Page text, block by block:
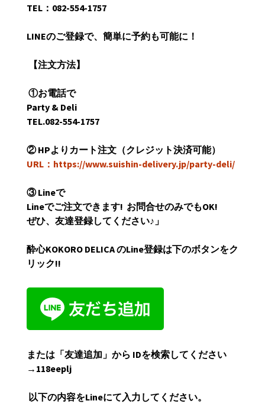
TEL ： 082-554-1757
LINEのご登録で、簡単に予約も可能に！
【注文方法】
①お電話で
Party & Deli
TEL.082-554-1757
②HPよりカート注文（クレジット決済可能）
URL：https://www.suishin-delivery.jp/party-deli/
③Lineで
Lineでご注文できます! お問合せのみでもOK!
ぜひ、友達登録してください♪ 」
酔心KOKORO DELICAのLine登録は下のボタンをク
リック!!
または「友達追加」から IDを検索してください
→118eeplj
以下の内容をLineにて入力してください。